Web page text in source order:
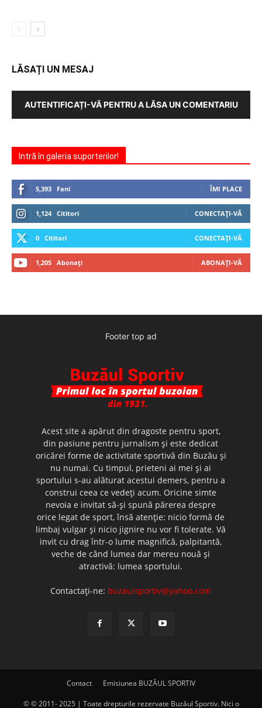
LĂSAȚI UN MESAJ
AUTENTIFICAȚI-VĂ PENTRU A LĂSA UN COMENTARIU
Intră în galeria suporterilor!
5,393 Fani ÎMI PLACE
1,124 Cititori CONECTAȚI-VĂ
0 Cititori CONECTAȚI-VĂ
1,205 Abonați ABONAȚI-VĂ
Footer top ad
Acest site a apărut din dragoste pentru sport,
din pasiune pentru jurnalism şi este dedicat
oricărei forme de activitate sportivă din Buzău şi
nu numai. Cu timpul, prieteni ai mei şi ai
sportului s-au alăturat acestui demers, pentru a
construi ceea ce vedeţi acum. Oricine simte
nevoia e invitat să-şi spună părerea despre
orice legat de sport, însă atenţie: nicio formă de
limbaj vulgar şi nicio jignire nu vor fi tolerate. Vă
invit cu drag într-o lume magnifică, palpitantă,
veche de când lumea dar mereu nouă şi
atractivă: lumea sportului.
Contactați-ne: buzaulsportiv@yahoo.com
Contact Emisiunea BUZĂUL SPORTIV
© © 2011- 2025 | Toate drepturile rezervate Buzăul Sportiv. Nici o